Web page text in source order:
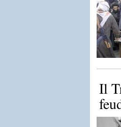
Il